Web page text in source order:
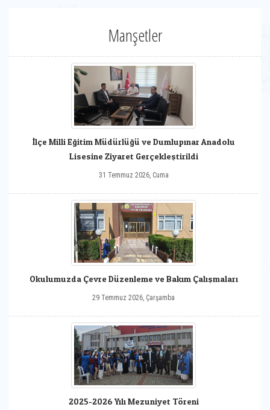
Manşetler
İlçe Milli Eğitim Müdürlüğü ve Dumlupınar Anadolu
Lisesine Ziyaret Gerçekleştirildi
31 Temmuz 2026, Cuma
Okulumuzda Çevre Düzenleme ve Bakım Çalışmaları
29 Temmuz 2026, Çarşamba
2025-2026 Yılı Mezuniyet Töreni